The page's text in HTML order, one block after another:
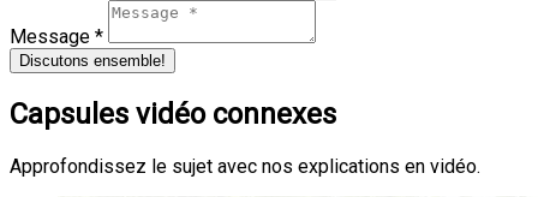
Message *
Discutons ensemble!
Capsules vidéo connexes
Approfondissez le sujet avec nos explications en vidéo.